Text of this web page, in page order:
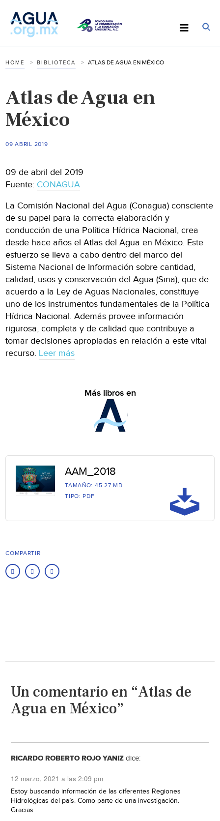
HOME BIBLIOTECA ATLAS DE AGUA EN MÉXICO
Atlas de Agua en
México
09 ABRIL 2019
09 de abril del 2019
Fuente: CONAGUA
La Comisión Nacional del Agua (Conagua) consciente
de su papel para la correcta elaboración y
conducción de una Política Hídrica Nacional, crea
desde hace años el Atlas del Agua en México. Este
esfuerzo se lleva a cabo dentro del marco del
Sistema Nacional de Información sobre cantidad,
calidad, usos y conservación del Agua (Sina), que de
acuerdo a la Ley de Aguas Nacionales, constituye
uno de los instrumentos fundamentales de la Política
Hídrica Nacional. Además provee información
rigurosa, completa y de calidad que contribuye a
tomar decisiones apropiadas en relación a este vital
recurso. Leer más
Más libros en
AAM_2018
TAMAÑO: 45.27 MB
TIPO: PDF
COMPARTIR
Un comentario en “Atlas de
Agua en México”
RICARDO ROBERTO ROJO YANIZ dice:
12 marzo, 2021 a las 2:09 pm
Estoy buscando información de las diferentes Regiones
Hidrológicas del país. Como parte de una investigación.
Gracias